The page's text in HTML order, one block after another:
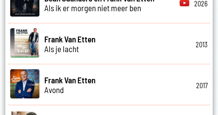
Als ik er morgen niet meer ben
2026
Frank Van Etten
Als je lacht
2013
Frank Van Etten
Avond
2017